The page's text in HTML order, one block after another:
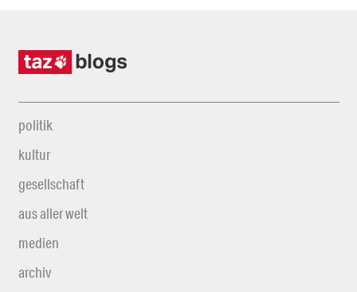
politik
kultur
gesellschaft
aus aller welt
medien
archiv